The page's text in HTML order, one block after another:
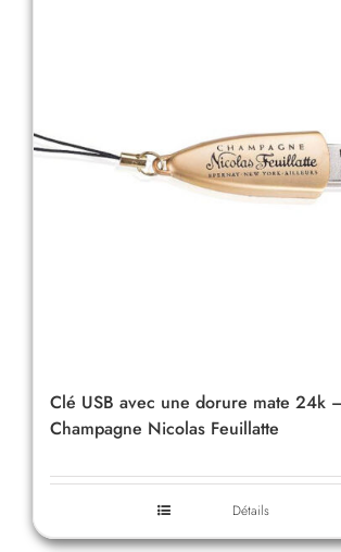
Clé USB avec une dorure mate 24k
Champagne Nicolas Feuillatte
Détails